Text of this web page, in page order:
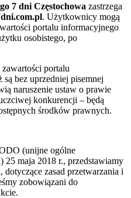
7 dni Częstochowa zastrzega
. Użytkownicy mogą
portalu informacyjnego
osobistego, po
portalu
są bez uprzedniej pisemnej
naruszenie ustaw o prawie
konkurencji – będą
środków prawnych.
(unijne ogólne
25 maja 2018 r., przedstawiamy
zasad przetwarzania i
zobowiązani do